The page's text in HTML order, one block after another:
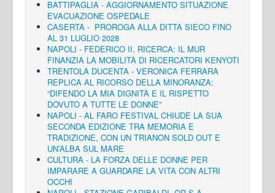
BATTIPAGLIA - AGGIORNAMENTO SITUAZIONE
EVACUAZIONE OSPEDALE
CASERTA - PROROGA ALLA DITTA SIECO FINO
AL 31 LUGLIO 2028
NAPOLI - FEDERICO II, RICERCA: IL MUR
FINANZIA LA MOBILITÀ DI RICERCATORI KENYOTI
TRENTOLA DUCENTA - VERONICA FERRARA
REPLICA AL RICORSO DELLA MINORANZA:
“DIFENDO LA MIA DIGNITÀ E IL RISPETTO
DOVUTO A TUTTE LE DONNE”
NAPOLI - AL FARO FESTIVAL CHIUDE LA SUA
SECONDA EDIZIONE TRA MEMORIA E
TRADIZIONE, CON UN TRIANON SOLD OUT E
UN’ALBA SUL MARE
CULTURA - LA FORZA DELLE DONNE PER
IMPARARE A GUARDARE LA VITA CON ALTRI
OCCHI